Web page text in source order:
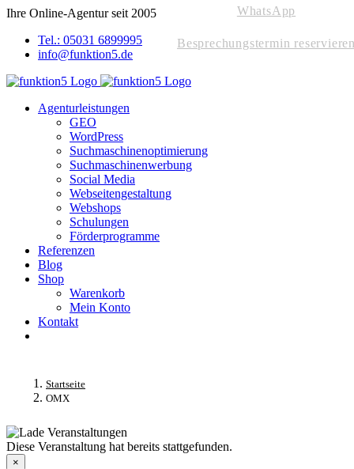
Skip
content
Ihre Online-Agentur seit 2005
Tel.: 05031 6899995
info@funktion5.de
Agenturleistungen
GEO
WordPress
Suchmaschinenoptimierung
Suchmaschinenwerbung
Social Media
Webseitengestaltung
Webshops
Schulungen
Förderprogramme
Referenzen
Blog
Shop
Warenkorb
Mein Konto
Kontakt
Startseite
OMX
Diese Veranstaltung hat bereits stattgefunden.
×
WhatsApp
Besprechungstermin